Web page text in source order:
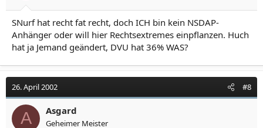
SNurf hat recht fat recht, doch ICH bin kein NSDAP-
Anhänger oder will hier Rechtsextremes einpflanzen. Huch
hat ja Jemand geändert, DVU hat 36% WAS?
26. April 2002 #8
A Asgard
Geheimer Meister